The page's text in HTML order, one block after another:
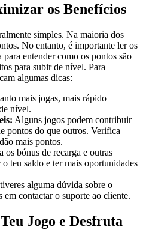
os Benefícios
simples. Na maioria dos
No entanto, é importante ler os
entender como os pontos são
para subir de nível. Para
algumas dicas:
mais jogas, mais rápido
nível.
Alguns jogos podem contribuir
pontos do que outros. Verifica
mais pontos.
os bónus de recarga e outras
teu saldo e ter mais oportunidades
alguma dúvida sobre o
em contactar o suporte ao cliente.
Jogo e Desfruta